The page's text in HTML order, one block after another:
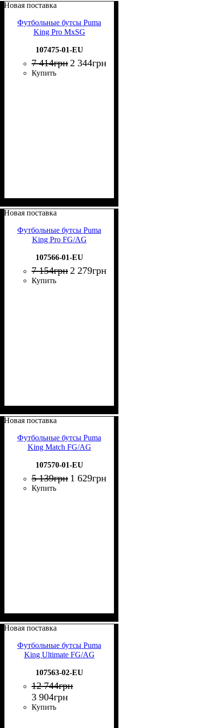
Новая поставка
Футбольные бутсы Puma
King Pro MxSG
107475-01-EU
7 414грн 2 344грн
Купить
Новая поставка
Футбольные бутсы Puma
King Pro FG/AG
107566-01-EU
7 154грн 2 279грн
Купить
Новая поставка
Футбольные бутсы Puma
King Match FG/AG
107570-01-EU
5 139грн 1 629грн
Купить
Новая поставка
Футбольные бутсы Puma
King Ultimate FG/AG
107563-02-EU
12 744грн
3 904грн
Купить